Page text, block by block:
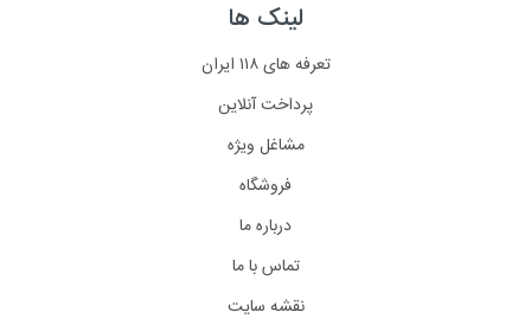
لینک ها
تعرفه های ۱۱۸ ایران
پرداخت آنلاین
مشاغل ویژه
فروشگاه
درباره ما
تماس با ما
نقشه سایت